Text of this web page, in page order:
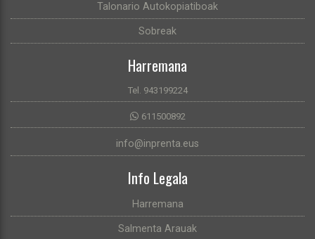
Talonario Autokopiatiboak
Sobreak
Harremana
Tel. 943199224
611500892
info@inprenta.eus
Info Legala
Harremana
Salmenta Arauak